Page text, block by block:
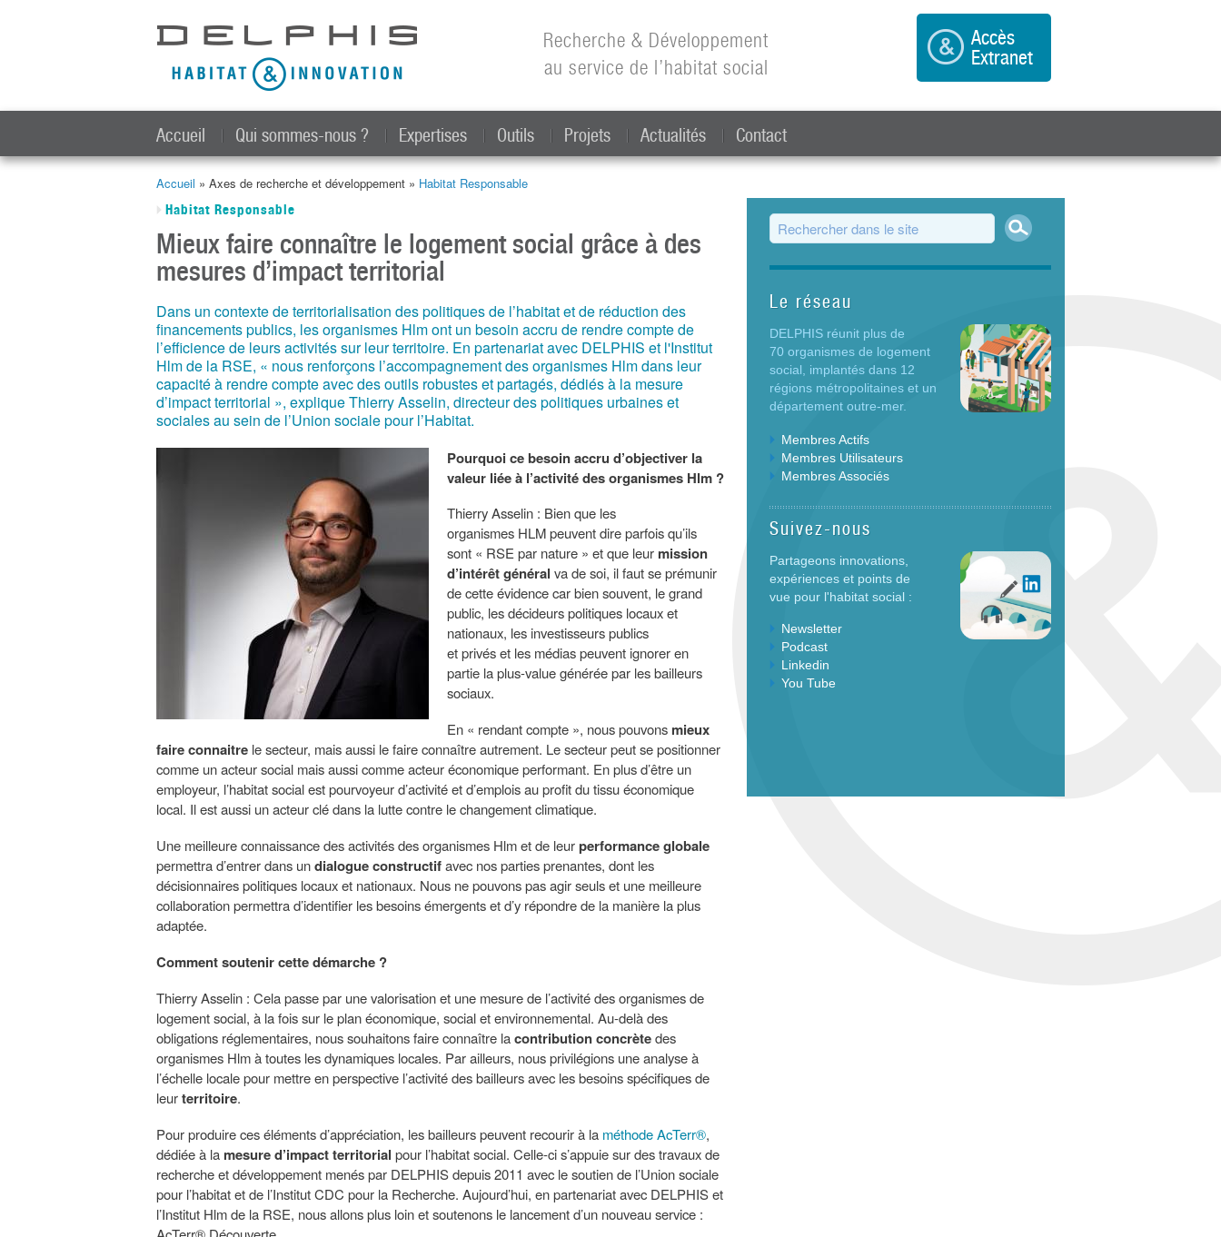
contenu
principal
Recherche & Développement
au service de l’habitat social
Accès
Extranet
Accueil Qui sommes-nous ? Expertises Outils Projets Actualités Contact
Vous êtes ici
Accueil » Axes de recherche et développement » Habitat Responsable
Habitat Responsable
Mieux faire connaître le logement social grâce à des
mesures d’impact territorial
Dans un contexte de territorialisation des politiques de l’habitat et de réduction des
financements publics, les organismes Hlm ont un besoin accru de rendre compte de
l’efficience de leurs activités sur leur territoire. En partenariat avec DELPHIS et l'Institut
Hlm de la RSE, « nous renforçons l’accompagnement des organismes Hlm dans leur
capacité à rendre compte avec des outils robustes et partagés, dédiés à la mesure
d’impact territorial », explique Thierry Asselin, directeur des politiques urbaines et
sociales au sein de l’Union sociale pour l’Habitat.
Pourquoi ce besoin accru d’objectiver la
valeur liée à l’activité des organismes Hlm ?
Thierry Asselin : Bien que les
organismes HLM peuvent dire parfois qu’ils
sont « RSE par nature » et que leur mission
d’intérêt général va de soi, il faut se prémunir
de cette évidence car bien souvent, le grand
public, les décideurs politiques locaux et
nationaux, les investisseurs publics
et privés et les médias peuvent ignorer en
partie la plus-value générée par les bailleurs
sociaux.
En « rendant compte », nous pouvons mieux
faire connaitre le secteur, mais aussi le faire connaître autrement. Le secteur peut se positionner
comme un acteur social mais aussi comme acteur économique performant. En plus d’être un
employeur, l’habitat social est pourvoyeur d’activité et d’emplois au profit du tissu économique
local. Il est aussi un acteur clé dans la lutte contre le changement climatique.
Une meilleure connaissance des activités des organismes Hlm et de leurperformance globale
permettra d’entrer dans undialogue constructifavec nos parties prenantes, dont les
décisionnaires politiques locaux et nationaux. Nous ne pouvons pas agir seuls et une meilleure
collaboration permettra d’identifier les besoins émergents et d’y répondre de la manière la plus
adaptée.
Comment soutenir cette démarche ?
Thierry Asselin : Cela passe par une valorisation et une mesure de l’activité des organismes de
logement social, à la fois sur le plan économique, social et environnemental. Au-delà des
obligations réglementaires, nous souhaitons faire connaître lacontribution concrètedes
organismes Hlm à toutes les dynamiques locales. Par ailleurs, nous privilégions une analyse à
l’échelle locale pour mettre en perspective l’activité des bailleurs avec les besoins spécifiques de
leurterritoire.
Pour produire ces éléments d’appréciation, les bailleurs peuvent recourir à la méthode AcTerr®,
dédiée à la mesure d’impact territorial pour l’habitat social. Celle-ci s’appuie sur des travaux de
recherche et développement menés par DELPHIS depuis 2011 avec le soutien de l’Union sociale
pour l’habitat et de l’Institut CDC pour la Recherche. Aujourd’hui, en partenariat avec DELPHIS et
l’Institut Hlm de la RSE, nous allons plus loin et soutenons le lancement d’un nouveau service :
Formulaire de recherche
Rechercher
Le réseau
DELPHIS réunit plus de
70 organismes de logement
social, implantés dans 12
régions métropolitaines et un
département outre-mer.
Membres Actifs
Membres Utilisateurs
Membres Associés
Suivez-nous
Partageons innovations,
expériences et points de
vue pour l'habitat social :
Newsletter
Podcast
Linkedin
You Tube